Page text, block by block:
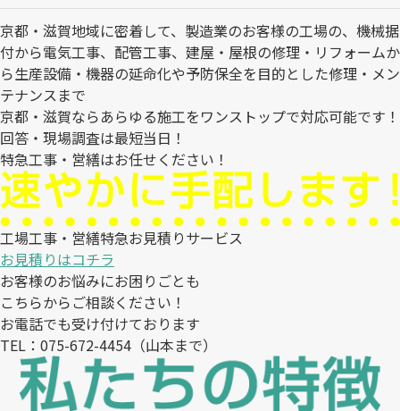
京都・滋賀地域に密着して、製造業のお客様の工場の、機械据
付から電気工事、配管工事、建屋・屋根の修理・リフォームか
ら生産設備・機器の延命化や予防保全を目的とした修理・メン
テナンスまで
京都・滋賀ならあらゆる施工をワンストップで対応可能です！
回答・現場調査は最短当日！
特急工事・営繕はお任せください！
工場工事・営繕特急お見積りサービス
お見積りはコチラ
お客様のお悩みにお困りごとも
こちらからご相談ください！
お電話でも受け付けております
TEL： 075-672-4454 （山本まで）